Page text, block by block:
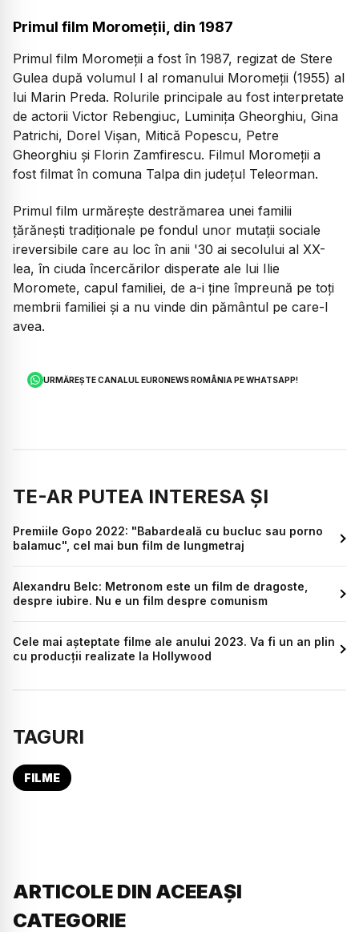
Primul film Moromeții, din 1987
Primul film Moromeții a fost în 1987, regizat de Stere
Gulea după volumul I al romanului Moromeții (1955) al
lui Marin Preda. Rolurile principale au fost interpretate
de actorii Victor Rebengiuc, Luminița Gheorghiu, Gina
Patrichi, Dorel Vișan, Mitică Popescu, Petre
Gheorghiu și Florin Zamfirescu. Filmul Moromeții a
fost filmat în comuna Talpa din județul Teleorman.
Primul film urmărește destrămarea unei familii
țărănești tradiționale pe fondul unor mutații sociale
ireversibile care au loc în anii '30 ai secolului al XX-
lea, în ciuda încercărilor disperate ale lui Ilie
Moromete, capul familiei, de a-i ține împreună pe toți
membrii familiei și a nu vinde din pământul pe care-l
avea.
URMĂREȘTE CANALUL EURONEWS ROMÂNIA PE WHATSAPP!
TE-AR PUTEA INTERESA ȘI
Premiile Gopo 2022: "Babardeală cu bucluc sau porno
balamuc", cel mai bun film de lungmetraj
Alexandru Belc: Metronom este un film de dragoste,
despre iubire. Nu e un film despre comunism
Cele mai așteptate filme ale anului 2023. Va fi un an plin
cu producții realizate la Hollywood
TAGURI
FILME
ARTICOLE DIN ACEEAȘI
CATEGORIE